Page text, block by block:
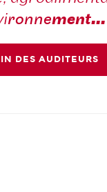
ronnement...
DES AUDITEURS